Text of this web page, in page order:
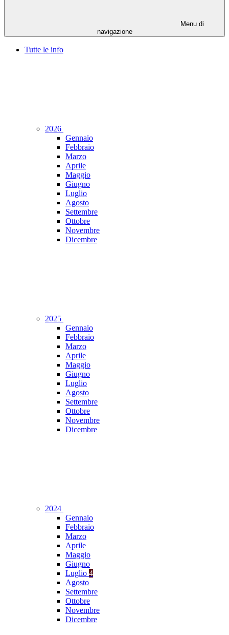
Menu di
navigazione
Tutte le info
2026
Gennaio
Febbraio
Marzo
Aprile
Maggio
Giugno
Luglio
Agosto
Settembre
Ottobre
Novembre
Dicembre
2025
Gennaio
Febbraio
Marzo
Aprile
Maggio
Giugno
Luglio
Agosto
Settembre
Ottobre
Novembre
Dicembre
2024
Gennaio
Febbraio
Marzo
Aprile
Maggio
Giugno
Luglio 4
Agosto
Settembre
Ottobre
Novembre
Dicembre